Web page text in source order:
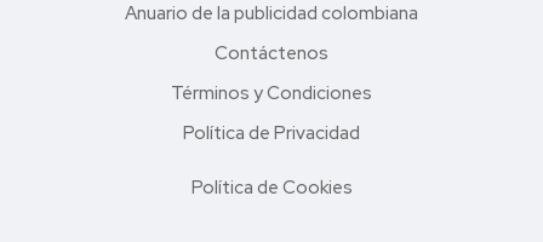
Anuario de la publicidad colombiana
Contáctenos
Términos y Condiciones
Política de Privacidad
Política de Cookies